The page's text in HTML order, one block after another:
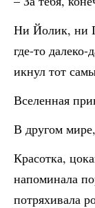
Ни Йолик, ни
где-то
икнул тот
Вселенная
В другом
Красотка,
напоминала
потряхивала